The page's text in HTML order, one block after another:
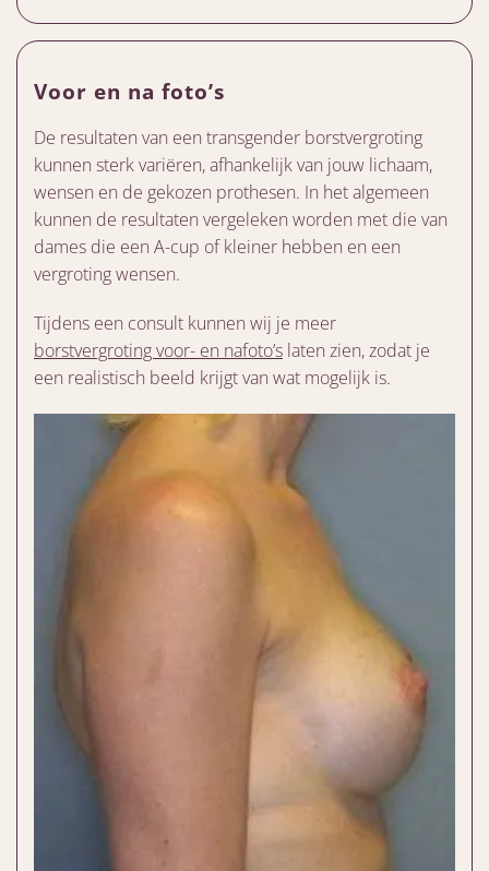
Voor en na foto’s
De resultaten van een transgender borstvergroting
kunnen sterk variëren, afhankelijk van jouw lichaam,
wensen en de gekozen prothesen. In het algemeen
kunnen de resultaten vergeleken worden met die van
dames die een A-cup of kleiner hebben en een
vergroting wensen.
Tijdens een consult kunnen wij je meer
borstvergroting voor- en nafoto’s laten zien, zodat je
een realistisch beeld krijgt van wat mogelijk is.